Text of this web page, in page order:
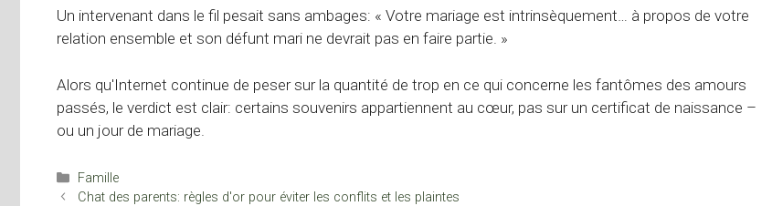
Un intervenant dans le fil pesait sans ambages: « Votre mariage est intrinsèquement… à propos de votre
relation ensemble et son défunt mari ne devrait pas en faire partie. »
Alors qu'Internet continue de peser sur la quantité de trop en ce qui concerne les fantômes des amours
passés, le verdict est clair: certains souvenirs appartiennent au cœur, pas sur un certificat de naissance –
ou un jour de mariage.
Catégories
Famille
Chat des parents: règles d'or pour éviter les conflits et les plaintes